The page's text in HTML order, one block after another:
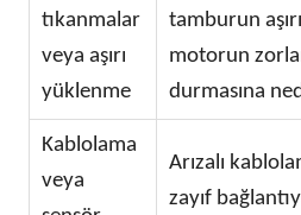
tıkanmalar
veya aşırı
yüklenme
tamburun
motorun
durmasına
Kablolama
veya
Arızalı
zayıf